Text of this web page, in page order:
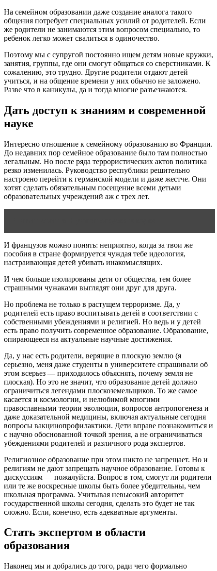
На семейном образовании даже создание аналога такого
общения потребует специальных усилий от родителей. Если
же родители не занимаются этим вопросом специально, то
ребенок легко может свалиться в одиночество.
Поэтому мы с супругой постоянно ищем детям новые кружки,
занятия, группы, где они смогут общаться со сверстниками. К
сожалению, это трудно. Другие родители отдают детей
учиться, и на общение времени у них обычно не заложено.
Разве что в каникулы, да и тогда многие разъезжаются.
Дать доступ к знаниям и современной
науке
Интересно отношение к семейному образованию во Франции.
До недавних пор семейное образование было там полностью
легальным. Но после ряда террористических актов политика
резко изменилась. Руководство республики решительно
настроено перейти к германской модели и даже жестче. Они
хотят сделать обязательным посещение всеми детьми
образовательных учреждений аж с трех лет.
И французов можно понять: неприятно, когда за твои же
пособия в стране формируется чуждая тебе идеология,
настраивающая детей убивать инакомыслящих.
И чем больше изолированы дети от общества, тем более
страшными чужаками выглядят они друг для друга.
Но проблема не только в растущем терроризме. Да, у
родителей есть право воспитывать детей в соответствии с
собственными убеждениями и религией. Но ведь и у детей
есть право получить современное образование. Образование,
опирающееся на актуальные научные достижения.
Да, у нас есть родители, верящие в плоскую землю (я
серьезно, меня даже студенты в университете спрашивали об
этом всерьез — приходилось объяснять, почему земля не
плоская). Но это не значит, что образование детей должно
ограничиться легендами плоскоземельщиков. То же самое
касается и космологии, и нелюбимой многими
православными теории эволюции, вопросов антропогенеза и
даже доказательной медицины, включая актуальные сегодня
вопросы вакцинопрофилактики. Дети вправе познакомиться и
с научно обоснованной точкой зрения, а не ограничиваться
убеждениями родителей и различного рода экспертов.
Религиозное образование при этом никто не запрещает. Но и
религиям не дают запрещать научное образование. Готовы к
дискуссиям — пожалуйста. Вопрос в том, смогут ли родители
или те же воскресные школы быть более убедительны, чем
школьная программа. Учитывая невысокий авторитет
государственной школы сегодня, сделать это будет не так
сложно. Если, конечно, есть адекватные аргументы.
Стать экспертом в области
образования
Наконец мы и добрались до того, ради чего формально